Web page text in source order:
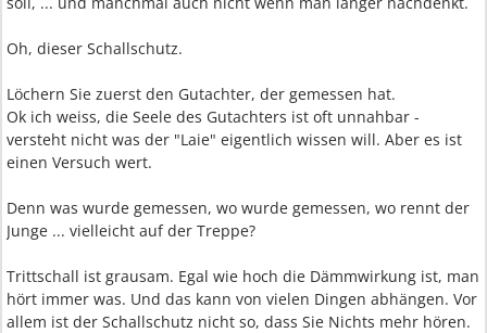
Oh, dieser Schallschutz.
Löchern Sie zuerst den Gutachter, der gemessen hat.
Ok ich weiss, die Seele des Gutachters ist oft unnahbar -
versteht nicht was der "Laie" eigentlich wissen will. Aber es ist
einen Versuch wert.
Denn was wurde gemessen, wo wurde gemessen, wo rennt der
Junge ... vielleicht auf der Treppe?
Trittschall ist grausam. Egal wie hoch die Dämmwirkung ist, man
hört immer was. Und das kann von vielen Dingen abhängen. Vor
allem ist der Schallschutz nicht so, dass Sie Nichts mehr hören.